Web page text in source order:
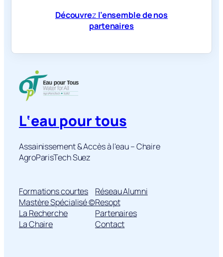
Découvrez l’ensemble de nos
partenaires
L‘eau pour tous
Assainissement & Accès à l'eau – Chaire
AgroParisTech Suez
Formations courtes
Mastère Spécialisé ©
La Recherche
La Chaire
Réseau Alumni
Resopt
Partenaires
Contact